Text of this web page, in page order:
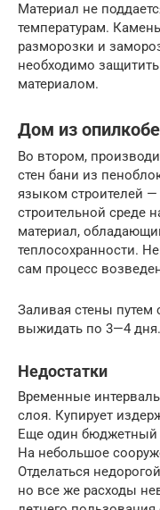
Материал не
температурам.
разморозки и
необходимо
материалом.
Дом из
Во втором,
стен бани из
языком строителей —
строительной среде
материал,
теплосохранности.
сам процесс
Заливая стены путем
выжидать по 3—4 дня.
Недостатки
Временные
слоя. Купирует
Еще один бюджетный
На небольшое
Отделаться
но все же расходы